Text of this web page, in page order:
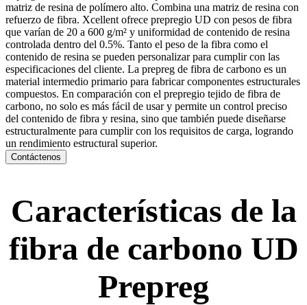
matriz de resina de polímero alto. Combina una matriz de resina con
refuerzo de fibra. Xcellent ofrece prepregio UD con pesos de fibra
que varían de 20 a 600 g/m² y uniformidad de contenido de resina
controlada dentro del 0.5%. Tanto el peso de la fibra como el
contenido de resina se pueden personalizar para cumplir con las
especificaciones del cliente. La prepreg de fibra de carbono es un
material intermedio primario para fabricar componentes estructurales
compuestos. En comparación con el prepregio tejido de fibra de
carbono, no solo es más fácil de usar y permite un control preciso
del contenido de fibra y resina, sino que también puede diseñarse
estructuralmente para cumplir con los requisitos de carga, logrando
un rendimiento estructural superior.
Contáctenos
Características de la
fibra de carbono UD
Prepreg